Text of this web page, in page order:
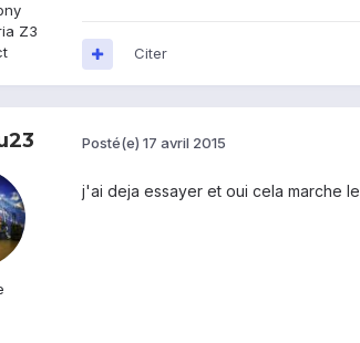
Z3
Citer
Posté(e) 17 avril 2015
j'ai deja essayer et oui cela marche